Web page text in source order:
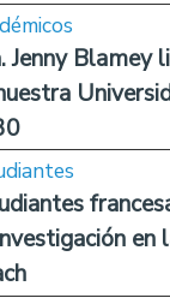
Jenny Blamey
en